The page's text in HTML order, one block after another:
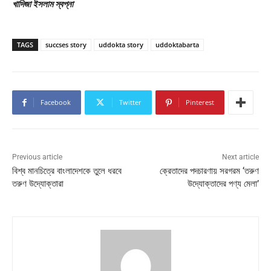
খাদিজা ইসলাম স্বপ্না
TAGS succses story uddokta story uddoktabarta
Facebook Twitter Pinterest
Previous article
বিশ্ব মানচিত্রে বাংলাদেশকে তুলে ধরবে
তরুণ উদ্যোক্তারা
Next article
ক্রেতাদের পদচারণায় সরগরম ‘তরুণ
উদ্যোক্তাদের পণ্য মেলা’